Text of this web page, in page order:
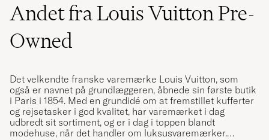
Andet fra Louis Vuitton Pre-
Owned
Det velkendte franske varemærke Louis Vuitton, som
også er navnet på grundlæggeren, åbnede sin første butik
i Paris i 1854. Med en grundidé om at fremstillet kufferter
og rejsetasker i god kvalitet, har varemærket i dag
udbredt sit sortiment, og er i dag i toppen blandt
modehuse, når det handler om luksusvaremærker.